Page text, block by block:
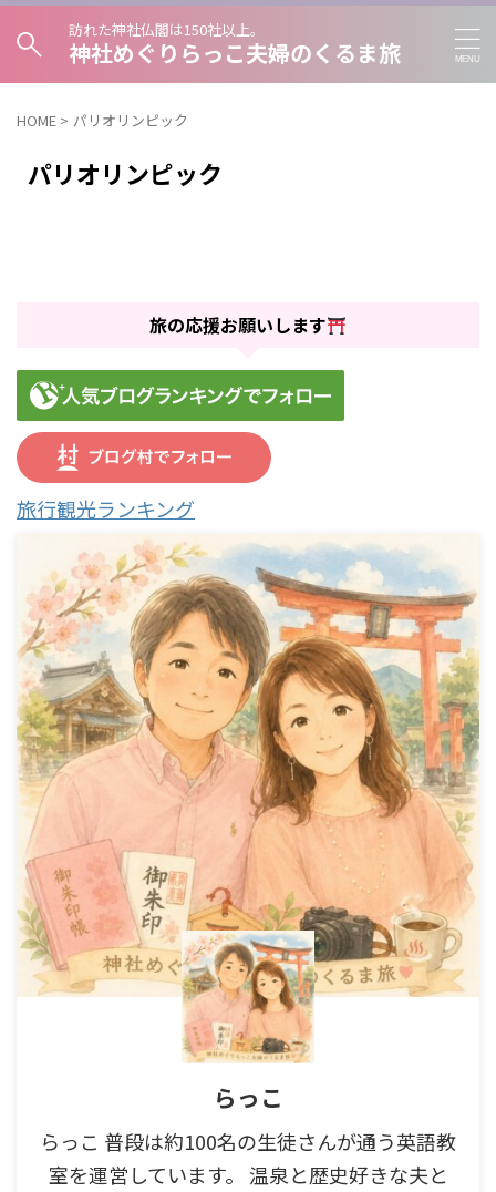
訪れた神社仏閣は150社以上。
神社めぐりらっこ夫婦のくるま旅
HOME > パリオリンピック
パリオリンピック
旅の応援お願いします
旅行観光ランキング
らっこ
らっこ 普段は約100名の生徒さんが通う英語教
室を運営しています。 温泉と歴史好きな夫と